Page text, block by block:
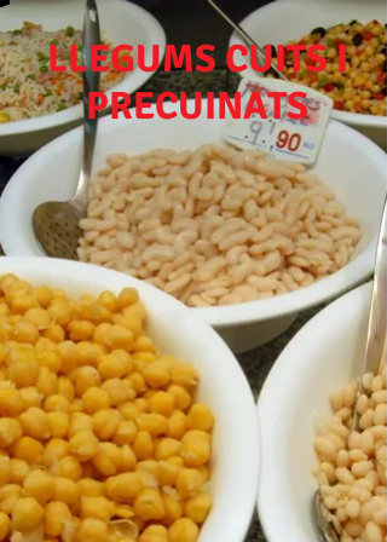
LLEGUMS CUITS I
PRECUINATS
LLEGUMS CUITS I PLATS PRECUINATS
Parada 125-128-129-130
Tel. 93 590 83 10